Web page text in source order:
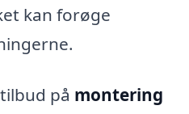
kan forøge
på montering